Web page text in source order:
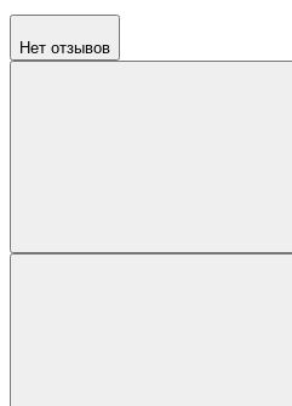
Нет отзывов